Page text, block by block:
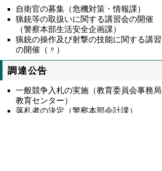
自衛官の募集（危機対策・情報課）
猟銃等の取扱いに関する講習会の開催
（警察本部生活安全企画課）
猟銃の操作及び射撃の技能に関する講習
の開催（〃）
調達公告
一般競争入札の実施（教育委員会事務局
教育センター）
落札者の決定（警察本部会計課）